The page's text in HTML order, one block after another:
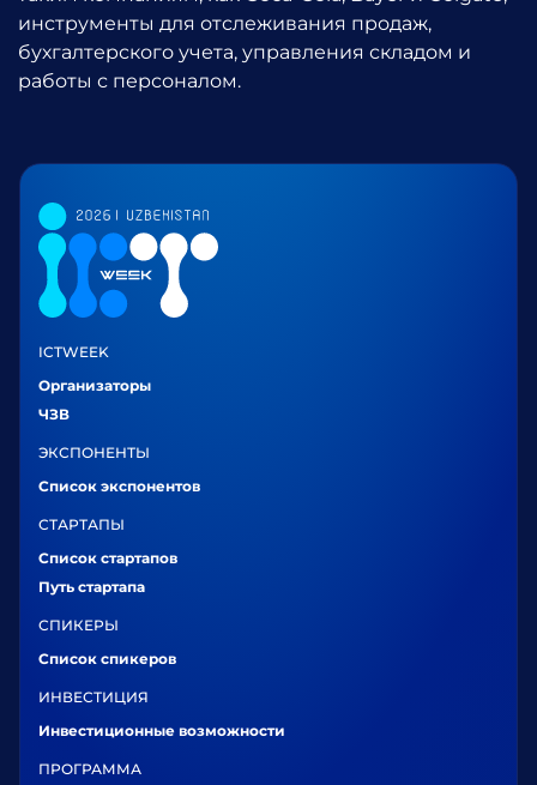
инструменты для отслеживания продаж,
бухгалтерского учета, управления складом и
работы с персоналом.
ICTWEEK
Организаторы
ЧЗВ
ЭКСПОНЕНТЫ
Список экспонентов
СТАРТАПЫ
Список стартапов
Путь стартапа
СПИКЕРЫ
Список спикеров
ИНВЕСТИЦИЯ
Инвестиционные возможности
ПРОГРАММА